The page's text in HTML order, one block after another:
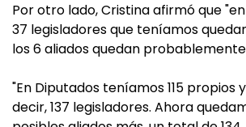
Por otro lado, Cristina afirmó que
37 legisladores que teníamos
los 6 aliados quedan
"En Diputados teníamos 115 propios
decir, 137 legisladores. Ahora